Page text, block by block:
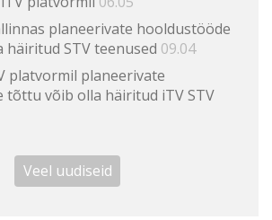
planeerivate hooldustööde
STV teenused 09.04
platvormil planeerivate
tõttu võib olla häiritud iTV STV
Veel uudiseid